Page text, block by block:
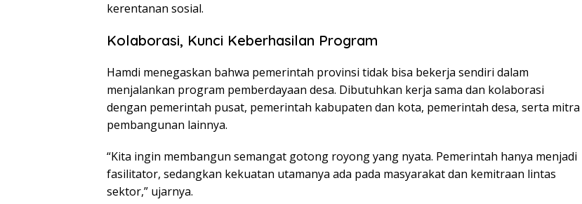
kerentanan sosial.
Kolaborasi, Kunci Keberhasilan Program
Hamdi menegaskan bahwa pemerintah provinsi tidak bisa bekerja sendiri dalam
menjalankan program pemberdayaan desa. Dibutuhkan kerja sama dan kolaborasi
dengan pemerintah pusat, pemerintah kabupaten dan kota, pemerintah desa, serta mitra
pembangunan lainnya.
“Kita ingin membangun semangat gotong royong yang nyata. Pemerintah hanya menjadi
fasilitator, sedangkan kekuatan utamanya ada pada masyarakat dan kemitraan lintas
sektor,” ujarnya.